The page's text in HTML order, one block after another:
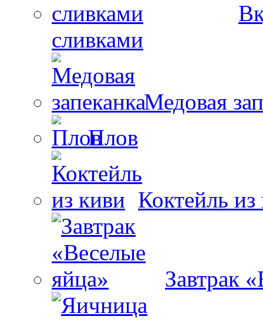
сливками
Медовая
Плов
Коктейль из
Завтрак